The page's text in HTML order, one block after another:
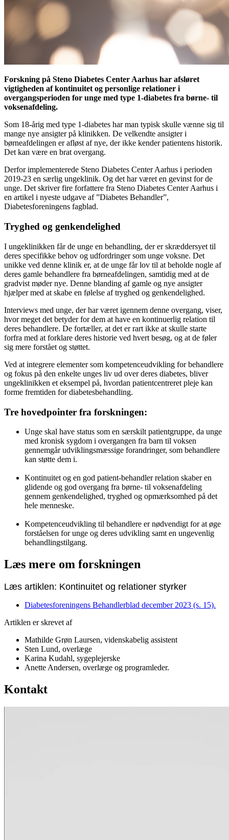
Forskning på Steno Diabetes Center Aarhus har afsløret
vigtigheden af kontinuitet og personlige relationer i
overgangsperioden for unge med type 1-diabetes fra børne- til
voksenafdeling.
Som 18-årig med type 1-diabetes har man typisk skulle vænne sig til
mange nye ansigter på klinikken. De velkendte ansigter i
børneafdelingen er afløst af nye, der ikke kender patientens historik.
Det kan være en brat overgang.
Derfor implementerede Steno Diabetes Center Aarhus i perioden
2019-23 en særlig ungeklinik. Og det har været en gevinst for de
unge. Det skriver fire forfattere fra Steno Diabetes Center Aarhus i
en artikel i nyeste udgave af ”Diabetes Behandler”,
Diabetesforeningens fagblad.
Tryghed og genkendelighed
I ungeklinikken får de unge en behandling, der er skræddersyet til
deres specifikke behov og udfordringer som unge voksne. Det
unikke ved denne klinik er, at de unge får lov til at beholde nogle af
deres gamle behandlere fra børneafdelingen, samtidig med at de
gradvist møder nye. Denne blanding af gamle og nye ansigter
hjælper med at skabe en følelse af tryghed og genkendelighed.
Interviews med unge, der har været igennem denne overgang, viser,
hvor meget det betyder for dem at have en kontinuerlig relation til
deres behandlere. De fortæller, at det er rart ikke at skulle starte
forfra med at forklare deres historie ved hvert besøg, og at de føler
sig mere forstået og støttet.
Ved at integrere elementer som kompetenceudvikling for behandlere
og fokus på den enkelte unges liv ud over deres diabetes, bliver
ungeklinikken et eksempel på, hvordan patientcentreret pleje kan
forme fremtiden for diabetesbehandling.
Tre hovedpointer fra forskningen:
Unge skal have status som en særskilt patientgruppe, da unge
med kronisk sygdom i overgangen fra barn til voksen
gennemgår udviklingsmæssige forandringer, som behandlere
kan støtte dem i.
Kontinuitet og en god patient-behandler relation skaber en
glidende og god overgang fra børne- til voksenafdeling
gennem genkendelighed, tryghed og opmærksomhed på det
hele menneske.
Kompetenceudvikling til behandlere er nødvendigt for at øge
forståelsen for unge og deres udvikling samt en ungevenlig
behandlingstilgang.
Læs mere om forskningen
Læs artiklen: Kontinuitet og relationer styrker
Diabetesforeningens Behandlerblad december 2023 (s. 15).
Artiklen er skrevet af
Mathilde Grøn Laursen, videnskabelig assistent
Sten Lund, overlæge
Karina Kudahl, sygeplejerske
Anette Andersen, overlæge og programleder.
Kontakt